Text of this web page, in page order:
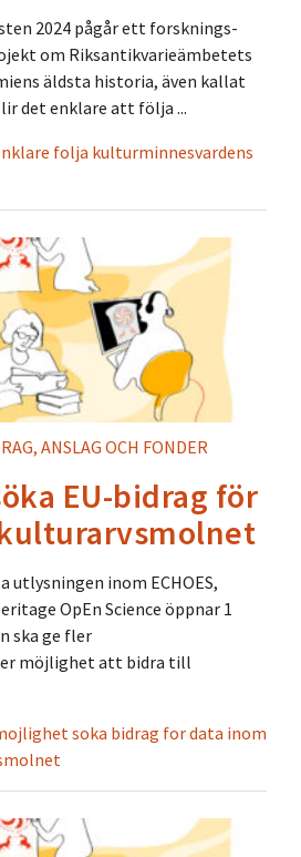
2024 pågår ett forsknings-
om Riksantikvarieämbetets
äldsta historia, även kallat
det enklare att följa ...
folja kulturminnesvardens
ANSLAG OCH FONDER
EU-bidrag för
utlysningen inom ECHOES,
OpEn Science öppnar 1
ska ge fler
möjlighet att bidra till
soka bidrag for data inom